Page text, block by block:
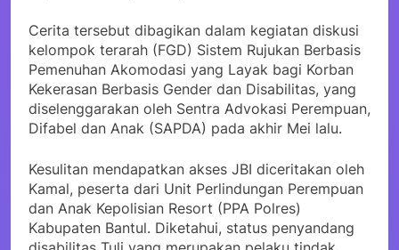
Cerita tersebut dibagikan dalam kegiatan diskusi
kelompok terarah (FGD) Sistem Rujukan Berbasis
Pemenuhan Akomodasi yang Layak bagi Korban
Kekerasan Berbasis Gender dan Disabilitas, yang
diselenggarakan oleh Sentra Advokasi Perempuan,
Difabel dan Anak (SAPDA) pada akhir Mei lalu.
Kesulitan mendapatkan akses JBI diceritakan oleh
Kamal, peserta dari Unit Perlindungan Perempuan
dan Anak Kepolisian Resort (PPA Polres)
Kabupaten Bantul. Diketahui, status penyandang